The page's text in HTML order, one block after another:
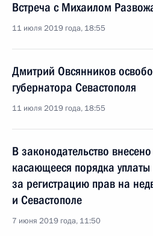
Встреча с Михаилом
11 июля 2019 года, 18:55
Дмитрий Овсянников
губернатора Севастополя
11 июля 2019 года, 18:55
В законодательство
касающееся порядка
за регистрацию прав на
и Севастополе
7 июня 2019 года, 11:50